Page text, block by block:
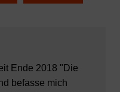
Ende 2018 "Die
befasse mich